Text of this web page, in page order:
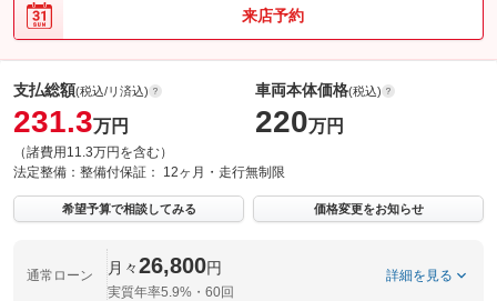
来店予約
支払総額(税込/リ済込)
231.3万円
（諸費用11.3万円を含む）
車両本体価格(税込)
220万円
法定整備： 整備付保証： 12ヶ月・走行無制限
希望予算で相談してみる 価格変更をお知らせ
通常ローン 月々26,800円
実質年率5.9%・60回
詳細を見る